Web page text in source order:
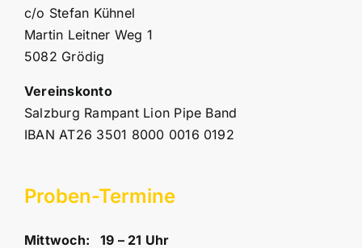
c/o Stefan Kühnel
Martin Leitner Weg 1
5082 Grödig
Vereinskonto
Salzburg Rampant Lion Pipe Band
IBAN AT26 3501 8000 0016 0192
Proben-Termine
Mittwoch: 19 – 21 Uhr